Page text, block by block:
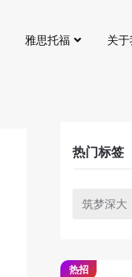
雅思托福 关于
热门标签
筑梦深大
热招